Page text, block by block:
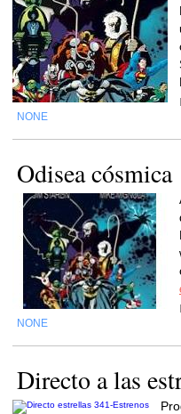
NONE
Odisea cósmica
NONE
Directo a las